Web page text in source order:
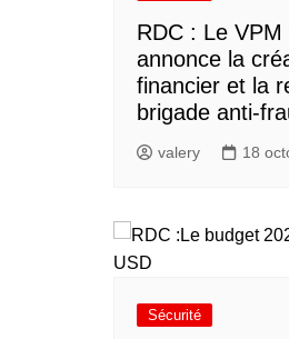
RDC : Le
annonce la
financier et la
brigade anti-
valery 18
Sécurité